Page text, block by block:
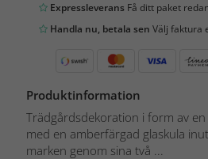
Expressleverans Få ditt paket
Handla nu, betala sen Välj faktura
Produktinformation
Trädgårdsdekoration i form av
med en amberfärgad glaskula
marken genom sina två ...